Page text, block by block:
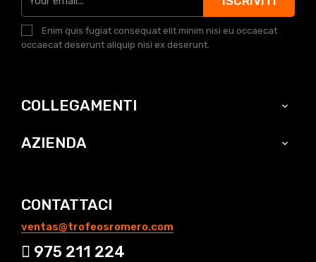
Enim quis fugiat consequat elit minim nisi eu occaecat
occaecat deserunt aliquip nisi ex deserunt.
COLLEGAMENTI 
AZIENDA 
CONTATTACI
ventas@trofeosromero.com
975 211 224